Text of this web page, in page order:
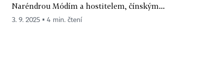
Naréndrou Módím a hostitelem, čínským...
3. 9. 2025 ▪ 4 min. čtení